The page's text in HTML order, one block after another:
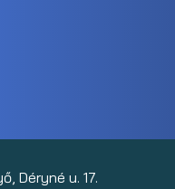
Déryné u. 17.